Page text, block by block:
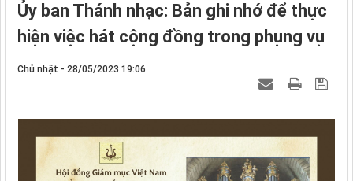
Ủy ban Thánh nhạc: Bản ghi nhớ để thực
hiện việc hát cộng đồng trong phụng vụ
Chủ nhật - 28/05/2023 19:06